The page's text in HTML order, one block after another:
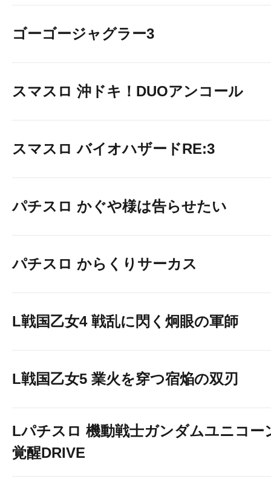
ゴーゴージャグラー3
スマスロ 沖ドキ！DUOアンコール
スマスロ バイオハザードRE:3
パチスロ かぐや様は告らせたい
パチスロ からくりサーカス
L戦国乙女4 戦乱に閃く炯眼の軍師
L戦国乙女5 業火を穿つ宿焔の双刃
Lパチスロ 機動戦士ガンダムユニコー
覚醒DRIVE